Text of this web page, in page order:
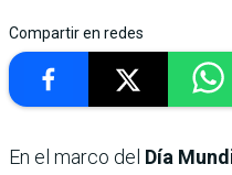
Compartir en redes
En el marco del Día